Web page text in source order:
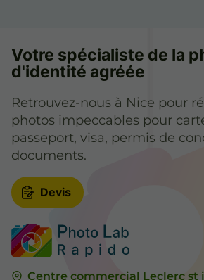
Centre commercial Leclerc st
Votre spécialiste de la
d'identité agréée
Retrouvez-nous à Nice pour
photos impeccables pour
passeport, visa, permis de
documents.
Devis